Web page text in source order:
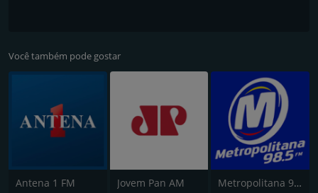
Você também pode gostar
Antena 1 FM Jovem Pan AM Metropolitana 98.5 FM